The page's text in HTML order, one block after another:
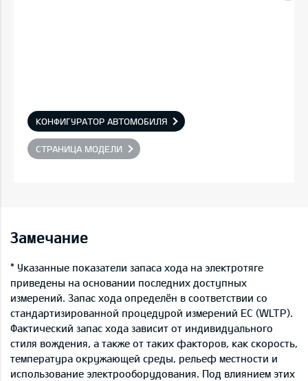
КОНФИГУРАТОР АВТОМОБИЛЯ
СТРАНИЦА МОДЕЛИ
Замечание
* Указанные показатели запаса хода на электротяге
приведены на основании последних доступных
измерений. Запас хода определён в соответствии со
стандартизированной процедурой измерений ЕС (WLTP).
Фактический запас хода зависит от индивидуального
стиля вождения, а также от таких факторов, как скорость,
температура окружающей среды, рельеф местности и
использование электрооборудования. Под влиянием этих